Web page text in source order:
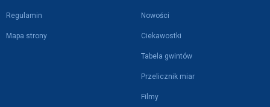
Regulamin
Mapa strony
Nowości
Ciekawostki
Tabela gwintów
Przelicznik miar
Filmy